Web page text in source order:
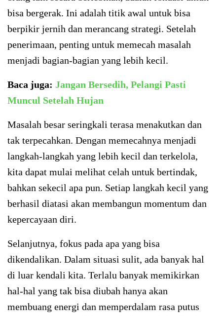
bisa bergerak. Ini adalah titik awal untuk bisa
berpikir jernih dan merancang strategi. Setelah
penerimaan, penting untuk memecah masalah
menjadi bagian-bagian yang lebih kecil.
Baca juga: Jangan Bersedih, Pelangi Pasti
Muncul Setelah Hujan
Masalah besar seringkali terasa menakutkan dan
tak terpecahkan. Dengan memecahnya menjadi
langkah-langkah yang lebih kecil dan terkelola,
kita dapat mulai melihat celah untuk bertindak,
bahkan sekecil apa pun. Setiap langkah kecil yang
berhasil diatasi akan membangun momentum dan
kepercayaan diri.
Selanjutnya, fokus pada apa yang bisa
dikendalikan. Dalam situasi sulit, ada banyak hal
di luar kendali kita. Terlalu banyak memikirkan
hal-hal yang tak bisa diubah hanya akan
membuang energi dan memperdalam rasa putus